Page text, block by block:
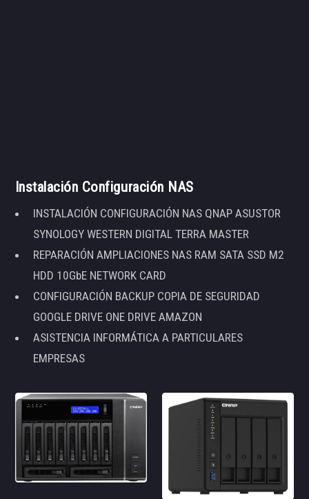
Instalación Configuración NAS
INSTALACIÓN CONFIGURACIÓN NAS QNAP ASUSTOR
SYNOLOGY WESTERN DIGITAL TERRA MASTER
REPARACIÓN AMPLIACIONES NAS RAM SATA SSD M2
HDD 10GbE NETWORK CARD
CONFIGURACIÓN BACKUP COPIA DE SEGURIDAD
GOOGLE DRIVE ONE DRIVE AMAZON
ASISTENCIA INFORMÁTICA A PARTICULARES
EMPRESAS